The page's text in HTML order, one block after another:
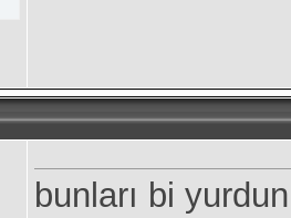
bunları bi yurdun